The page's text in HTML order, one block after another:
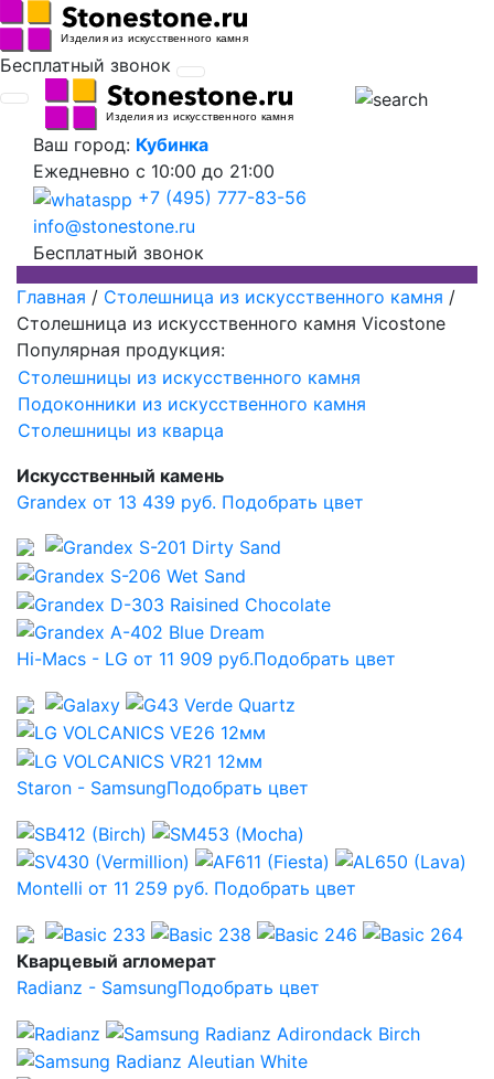
Бесплатный звонок
Ваш город: Кубинка
Ежедневно с 10:00 до 21:00
+7 (495) 777-83-56
info@stonestone.ru
Бесплатный звонок
Главная / Столешница из искусственного камня /
Столешница из искусственного камня Vicostone
Популярная продукция:
Столешницы из искусственного камня
Подоконники из искусственного камня
Столешницы из кварца
Искусственный камень
Grandex от 13 439 руб. Подобрать цвет
Hi-Macs - LG от 11 909 руб.Подобрать цвет
Staron - SamsungПодобрать цвет
Montelli от 11 259 руб. Подобрать цвет
Кварцевый агломерат
Radianz - SamsungПодобрать цвет